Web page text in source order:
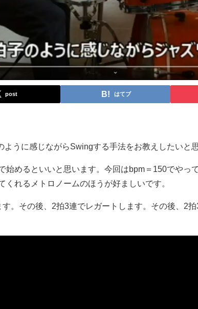
post はてブ
うに感じながらSwingする手法をお教えしたいと思
始めるといいと思います。今回はbpm＝150でやっ
れるメトロノームのほうが好ましいです。
。その後、2拍3連でレガートします。その後、2